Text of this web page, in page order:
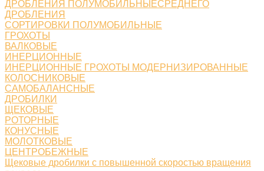
ДРОБЛЕНИЯ ПОЛУМОБИЛЬНЫЕСРЕДНЕГО
ДРОБЛЕНИЯ
СОРТИРОВКИ ПОЛУМОБИЛЬНЫЕ
ГРОХОТЫ
ВАЛКОВЫЕ
ИНЕРЦИОННЫЕ
ИНЕРЦИОННЫЕ ГРОХОТЫ МОДЕРНИЗИРОВАННЫЕ
КОЛОСНИКОВЫЕ
САМОБАЛАНСНЫЕ
ДРОБИЛКИ
ЩЕКОВЫЕ
РОТОРНЫЕ
КОНУСНЫЕ
МОЛОТКОВЫЕ
ЦЕНТРОБЕЖНЫЕ
Щековые дробилки с повышенной скоростью вращения